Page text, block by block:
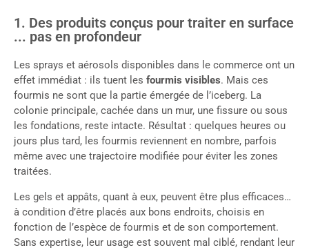
1. Des produits conçus pour traiter en surface
... pas en profondeur
Les sprays et aérosols disponibles dans le commerce ont un
effet immédiat : ils tuent les fourmis visibles. Mais ces
fourmis ne sont que la partie émergée de l’iceberg. La
colonie principale, cachée dans un mur, une fissure ou sous
les fondations, reste intacte. Résultat : quelques heures ou
jours plus tard, les fourmis reviennent en nombre, parfois
même avec une trajectoire modifiée pour éviter les zones
traitées.
Les gels et appâts, quant à eux, peuvent être plus efficaces…
à condition d’être placés aux bons endroits, choisis en
fonction de l’espèce de fourmis et de son comportement.
Sans expertise, leur usage est souvent mal ciblé, rendant leur